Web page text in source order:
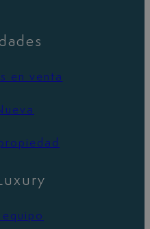
en venta